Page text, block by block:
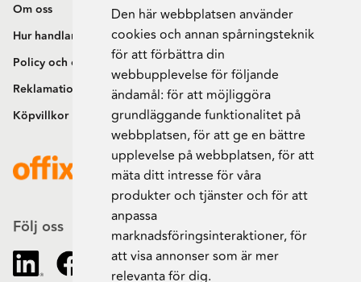
Den här webbplatsen använder
cookies och annan spårningsteknik
för att förbättra din
webbupplevelse för följande
ändamål: för att möjliggöra
grundläggande funktionalitet på
webbplatsen,för att ge en bättre
upplevelse på webbplatsen,för att
mäta ditt intresse för våra
produkter och tjänster och för att
anpassa
marknadsföringsinteraktioner,för
att visa annonser som är mer
relevanta för dig.
Om oss
Hur handlar jag?
Policy och cookies
Reklamation och retur
Köpvillkor
Följ oss